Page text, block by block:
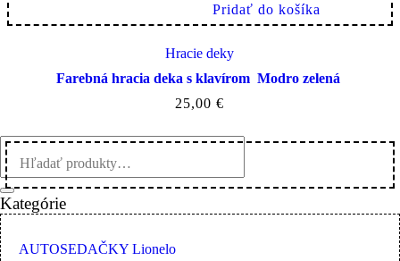
Pridať do košíka
Hracie deky
Farebná hracia deka s klavírom Modro zelená
25,00 €
Kategórie
AUTOSEDAČKY Lionelo